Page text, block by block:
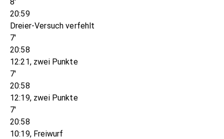
20:59
Dreier-Versuch verfehlt
7'
20:58
12:21, zwei Punkte
7'
20:58
12:19, zwei Punkte
7'
20:58
10:19, Freiwurf